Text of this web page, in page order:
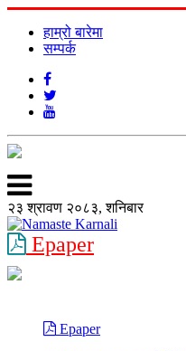
हाम्रो बारेमा
सम्पर्क
२३ श्रावण २०८३, शनिबार
Epaper
Epaper